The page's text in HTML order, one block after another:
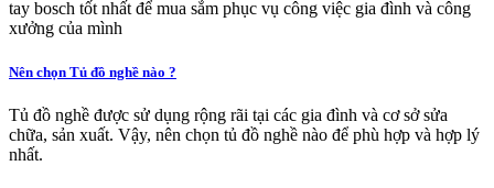
tay bosch tốt nhất để mua sắm phục vụ công việc gia đình và công
xưởng của mình
Nên chọn Tủ đồ nghề nào ?
Tủ đồ nghề được sử dụng rộng rãi tại các gia đình và cơ sở sửa
chữa, sản xuất. Vậy, nên chọn tủ đồ nghề nào để phù hợp và hợp lý
nhất.